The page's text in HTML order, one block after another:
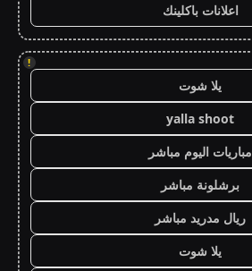
اعلانات باكلينك
!
يلا شوت
yalla shoot
مباريات اليوم مباشر
برشلونة مباشر
ريال مدريد مباشر
يلا شوت